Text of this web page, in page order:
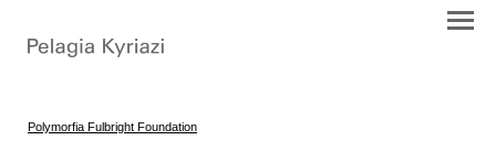
Polymorfia Fulbright Foundation